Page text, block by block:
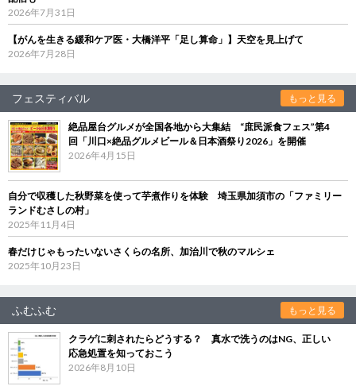
2026年7月31日
【がんを生きる緩和ケア医・大橋洋平「足し算命」】天空を見上げて
2026年7月28日
フェスティバル もっと見る
絶品屋台グルメが全国各地から大集結 “庶民派食フェス”第4
回「川口×絶品グルメビール＆日本酒祭り2026」を開催
2026年4月15日
自分で収穫した秋野菜を使って芋煮作りを体験 埼玉県加須市の「ファミリー
ランドむさしの村」
2025年11月4日
春だけじゃもったいないさくらの名所、加治川で秋のマルシェ
2025年10月23日
ふむふむ もっと見る
クラゲに刺されたらどうする？ 真水で洗うのはNG、正しい
応急処置を知っておこう
2026年8月10日